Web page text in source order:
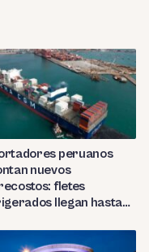
peruanos
nuevos
fletes
llegan hasta